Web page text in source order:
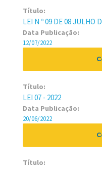
Título:
LEI N º 09 DE 08 JULHO
Data Publicação:
12/07/2022
Título:
LEI 07 - 2022
Data Publicação:
20/06/2022
Título: